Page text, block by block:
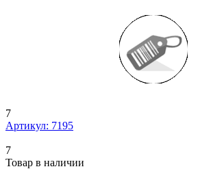
7
Артикул: 7195
7
Товар в наличии